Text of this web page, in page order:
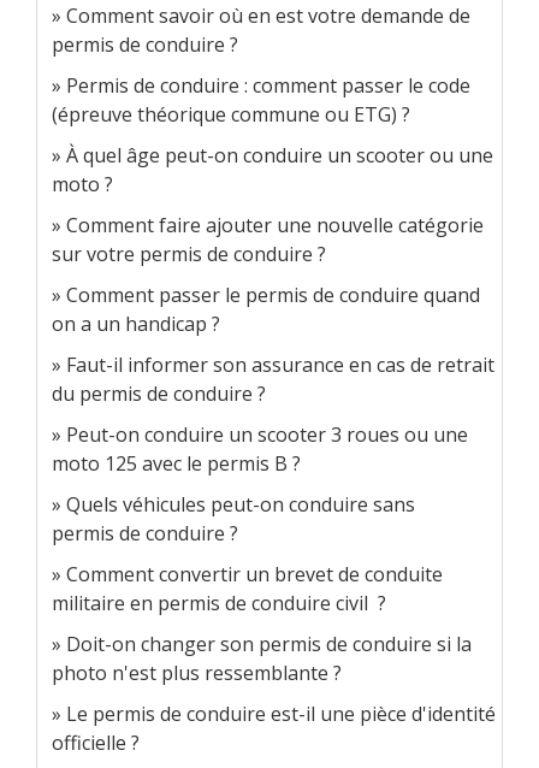
Comment savoir où en est votre demande de
permis de conduire ?
Permis de conduire : comment passer le code
(épreuve théorique commune ou ETG) ?
À quel âge peut-on conduire un scooter ou une
moto ?
Comment faire ajouter une nouvelle catégorie
sur votre permis de conduire ?
Comment passer le permis de conduire quand
on a un handicap ?
Faut-il informer son assurance en cas de retrait
du permis de conduire ?
Peut-on conduire un scooter 3 roues ou une
moto 125 avec le permis B ?
Quels véhicules peut-on conduire sans
permis de conduire ?
Comment convertir un brevet de conduite
militaire en permis de conduire civil ?
Doit-on changer son permis de conduire si la
photo n'est plus ressemblante ?
Le permis de conduire est-il une pièce d'identité
officielle ?